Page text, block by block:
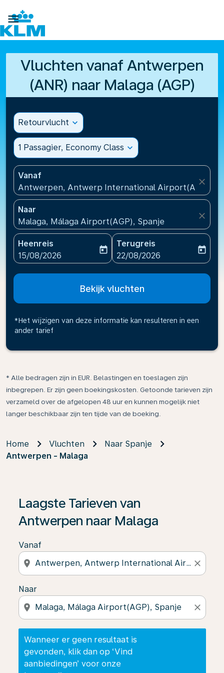

Vluchten vanaf Antwerpen
(ANR) naar Malaga (AGP)
Retourvlucht expand_more
1 Passagier, Economy Class expand_more
Vanaf
Antwerpen, Antwerp International Airport(ANR),
close
Naar
Malaga, Málaga Airport(AGP), Spanje
close
Heenreis
fc-booking-departure-date-aria-label
15/08/2026
today
Terugreis
fc-booking-return-date-
22/08/2026
today
Bekijk vluchten
*Het wijzigen van deze informatie kan resulteren in een
ander tarief
* Alle bedragen zijn in EUR. Belastingen en toeslagen zijn
inbegrepen. Er zijn geen boekingskosten. Getoonde tarieven zijn
verzameld over de afgelopen 48 uur en kunnen mogelijk niet
langer beschikbaar zijn ten tijde van de boeking.
Home Vluchten
Naar Spanje
Antwerpen - Malaga
Laagste Tarieven van
Antwerpen naar Malaga
Vanaf
location_on close
Naar
location_on close
Wanneer er geen resultaat is
gevonden, klik dan op ‘Vind
aanbiedingen’ voor onze
Wanneer er geen resultaat is gevonden, klik dan op